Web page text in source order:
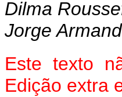
Dilma
Jorge
Este texto
Edição extra